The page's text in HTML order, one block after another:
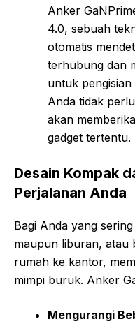
Anker
4.0, sebuah
otomatis
terhubung dan
untuk
Anda tidak
akan
gadget tertentu.
Desain Kompak
Perjalanan Anda
Bagi Anda yang
maupun liburan, atau
rumah ke kantor,
mimpi buruk. Anker
Mengurangi